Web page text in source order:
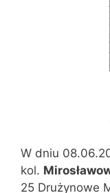
W dniu
kol.
25 Drużynowe